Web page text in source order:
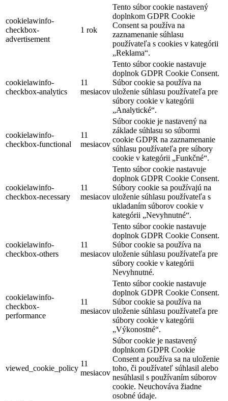
cookielawinfo-
checkbox-
advertisement
1 rok
Tento súbor cookie nastavený
doplnkom GDPR Cookie
Consent sa používa na
zaznamenanie súhlasu
používateľa s cookies v kategórii
„Reklama“.
cookielawinfo-
checkbox-analytics
11
mesiacov
Tento súbor cookie nastavuje
doplnok GDPR Cookie Consent.
Súbor cookie sa používa na
uloženie súhlasu používateľa pre
súbory cookie v kategórii
„Analytické“.
cookielawinfo-
checkbox-functional
11
mesiacov
Súbor cookie je nastavený na
základe súhlasu so súbormi
cookie GDPR na zaznamenanie
súhlasu používateľa pre súbory
cookie v kategórii „Funkčné“.
cookielawinfo-
checkbox-necessary
11
mesiacov
Tento súbor cookie nastavuje
doplnok GDPR Cookie Consent.
Súbory cookie sa používajú na
uloženie súhlasu používateľa s
ukladaním súborov cookie v
kategórii „Nevyhnutné“.
cookielawinfo-
checkbox-others
11
mesiacov
Tento súbor cookie nastavuje
doplnok GDPR Cookie Consent.
Súbor cookie sa používa na
uloženie súhlasu používateľa pre
súbory cookie v kategórii
Nevyhnutné.
cookielawinfo-
checkbox-
performance
11
mesiacov
Tento súbor cookie nastavuje
doplnok GDPR Cookie Consent.
Súbor cookie sa používa na
uloženie súhlasu používateľa pre
súbory cookie v kategórii
„Výkonostné“.
viewed_cookie_policy
11
mesiacov
Súbor cookie je nastavený
doplnkom GDPR Cookie
Consent a používa sa na uloženie
toho, či používateľ súhlasil alebo
nesúhlasil s používaním súborov
cookie. Neuchováva žiadne
osobné údaje.